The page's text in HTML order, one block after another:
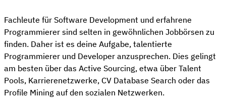
Fachleute für Software Development und erfahrene
Programmierer sind selten in gewöhnlichen Jobbörsen zu
finden. Daher ist es deine Aufgabe, talentierte
Programmierer und Developer anzusprechen. Dies gelingt
am besten über das Active Sourcing, etwa über Talent
Pools, Karrierenetzwerke, CV Database Search oder das
Profile Mining auf den sozialen Netzwerken.